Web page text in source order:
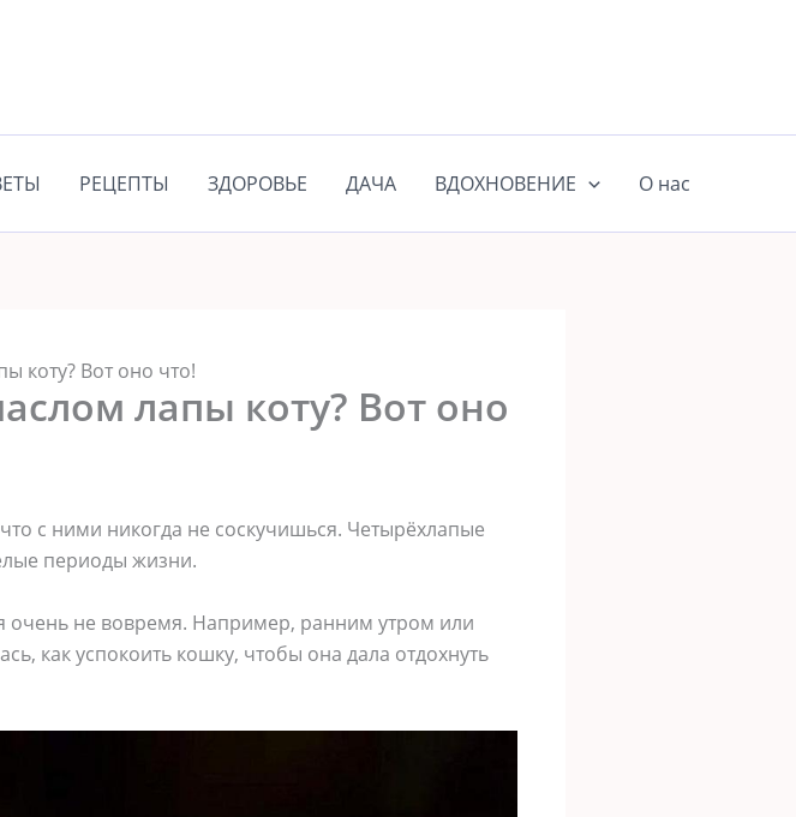
РЕЦЕПТЫ ЗДОРОВЬЕ ДАЧА ВДОХНОВЕНИЕ О нас
коту? Вот оно что!
лапы коту? Вот оно
с ними никогда не соскучишься. Четырёхлапые
периоды жизни.
очень не вовремя. Например, ранним утром или
как успокоить кошку, чтобы она дала отдохнуть